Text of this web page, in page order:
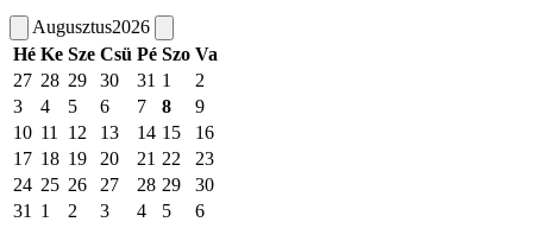
Augusztus2026
Hé Ke Sze Csü Pé Szo Va
27 28 29 30 31 1
2
3
4 5 6 7 8
9
10 11 12 13 14 15
16
17 18 19 20 21 22
23
24 25 26 27 28 29
30
31
1 2 3 4 5 6